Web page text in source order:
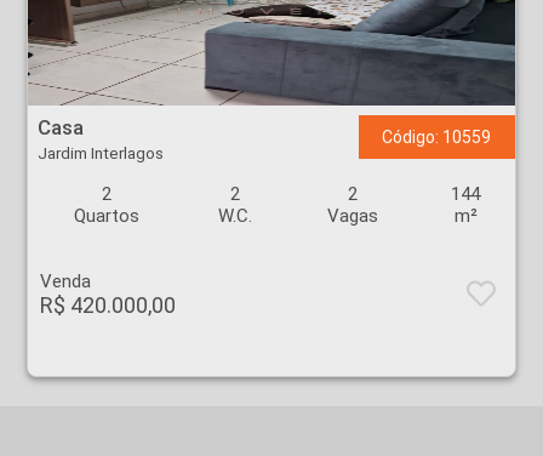
Casa - Jardim Interlagos - Ribeirão Preto
Casa
Jardim Interlagos
Código: 10559
2
Quartos
2
W.C.
2
Vagas
144
m²
Venda
R$ 420.000,00